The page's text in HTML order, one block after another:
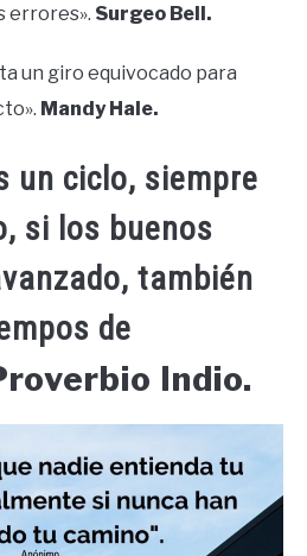
errores». Surgeo Bell.
un giro equivocado para
Mandy Hale.
un ciclo, siempre
si los buenos
también
de
Indio.